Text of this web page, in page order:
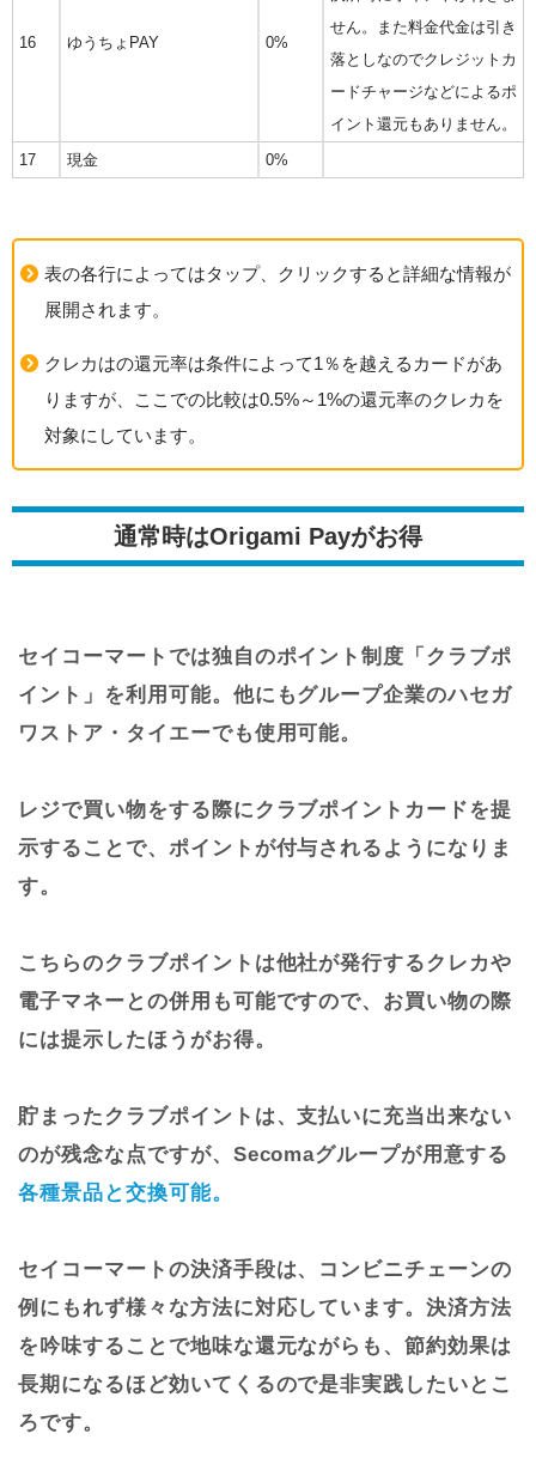
16 ゆうちょPAY 0%
せん。また料金代金は引き
落としなのでクレジットカ
ードチャージなどによるポ
イント還元もありません。
17
現金 0%
表の各行によってはタップ、クリックすると詳細な情報が
展開されます。
クレカはの還元率は条件によって1％を越えるカードがあ
りますが、ここでの比較は0.5%～1%の還元率のクレカを
対象にしています。
通常時はOrigami Payがお得
セイコーマートでは独自のポイント制度「クラブポ
イント」を利用可能。他にもグループ企業のハセガ
ワストア・タイエーでも使用可能。
レジで買い物をする際にクラブポイントカードを提
示することで、ポイントが付与されるようになりま
す。
こちらのクラブポイントは他社が発行するクレカや
電子マネーとの併用も可能ですので、お買い物の際
には提示したほうがお得。
貯まったクラブポイントは、支払いに充当出来ない
のが残念な点ですが、Secomaグループが用意する
各種景品と交換可能。
セイコーマートの決済手段は、コンビニチェーンの
例にもれず様々な方法に対応しています。決済方法
を吟味することで地味な還元ながらも、節約効果は
長期になるほど効いてくるので是非実践したいとこ
ろです。